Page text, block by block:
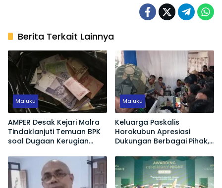
Berita Terkait Lainnya
Maluku
AMPER Desak Kejari Malra
Tindaklanjuti Temuan BPK
soal Dugaan Kerugian
Langgur
Maluku
Keluarga Paskalis
Horokubun Apresiasi
Dukungan Berbagai Pihak,
Adik Korban Tetap
Terjamin